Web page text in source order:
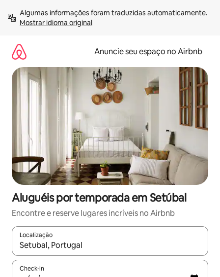
para
Mostrar idioma original
Anuncie seu espaço no Airbnb
Aluguéis por temporada em Setúbal
Encontre e reserve lugares incríveis no Airbnb
Localização
Quando os resultados estiverem disponíveis, explore-os
Check-in